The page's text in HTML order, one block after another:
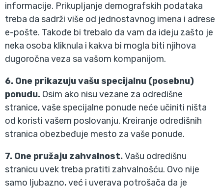
informacije. Prikupljanje demografskih podataka
treba da sadrži više od jednostavnog imena i adrese
e-pošte. Takođe bi trebalo da vam da ideju zašto je
neka osoba kliknula i kakva bi mogla biti njihova
dugoročna veza sa vašom kompanijom.
6. One prikazuju vašu specijalnu (posebnu)
ponudu. Osim ako nisu vezane za odredišne
stranice, vaše specijalne ponude neće učiniti ništa
od koristi vašem poslovanju. Kreiranje odredišnih
stranica obezbeđuje mesto za vaše ponude.
7. One pružaju zahvalnost.Vašu odredišnu
stranicu uvek treba pratiti zahvalnošću. Ovo nije
samo ljubazno, već i uverava potrošača da je